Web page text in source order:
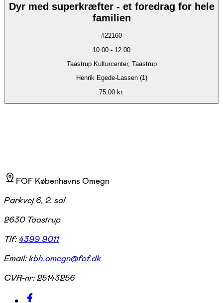
Dyr med superkræfter - et foredrag for hele
familien
#22160
10:00 - 12:00
Taastrup Kulturcenter, Taastrup
Henrik Egede-Lassen (1)
75,00 kr.
FOF Københavns Omegn
Parkvej 6, 2. sal
2630 Taastrup
Tlf:4399 9011
Email:kbh.omegn@fof.dk
CVR-nr:25143256